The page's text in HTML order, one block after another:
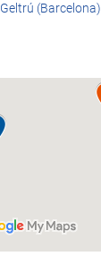
(Barcelona)